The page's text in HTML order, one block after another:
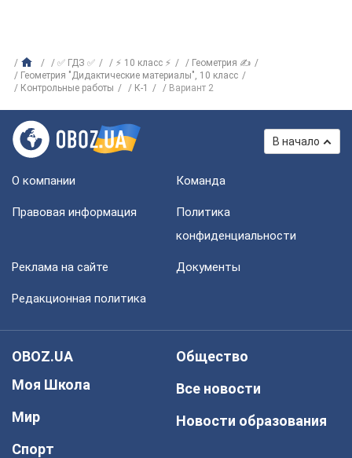
✅ ГДЗ ✅ ⚡ 10 класс ⚡
Геометрия ✍
Геометрия "Дидактические материалы", 10 класс
Контрольные работы
К-1 Вариант 2
В начало
О компании Команда
Правовая информация
Политика
конфиденциальности
Реклама на сайте Документы
Редакционная политика
OBOZ.UA
Моя Школа
Мир
Спорт
Общество
Все новости
Новости образования